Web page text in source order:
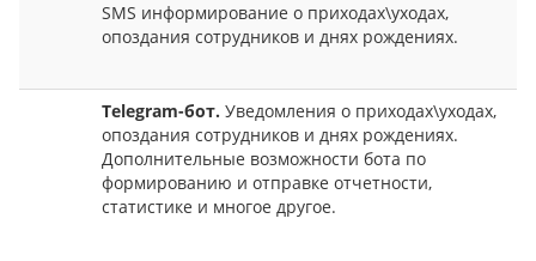
SMS информирование о приходах\уходах,
опоздания сотрудников и днях рождениях.
Telegram-бот. Уведомления о приходах\уходах,
опоздания сотрудников и днях рождениях.
Дополнительные возможности бота по
формированию и отправке отчетности,
статистике и многое другое.